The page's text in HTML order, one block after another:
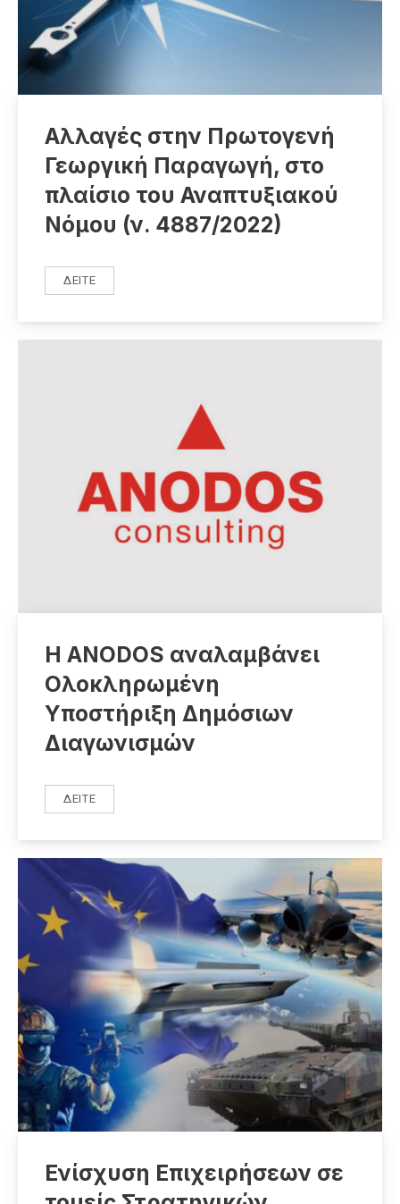
Αλλαγές στην Πρωτογενή
Γεωργική Παραγωγή, στο
πλαίσιο του Αναπτυξιακού
Νόμου (ν. 4887/2022)
ΔΕΊΤΕ
ΑΛΛΑΓΈΣ ΣΤΗΝ ΠΡΩΤΟΓΕΝΉ ΓΕΩΡΓΙΚΉ ΠΑΡΑΓΩΓΉ,
Η ANODOS αναλαμβάνει
Ολοκληρωμένη
Υποστήριξη Δημόσιων
Διαγωνισμών
ΔΕΊΤΕ
Η ANODOS ΑΝΑΛΑΜΒΆΝΕΙ ΟΛΟΚΛΗΡΩΜΈΝΗ
Ενίσχυση Επιχειρήσεων σε